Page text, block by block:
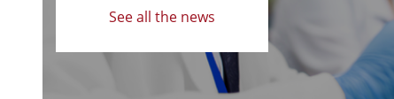
See all the news